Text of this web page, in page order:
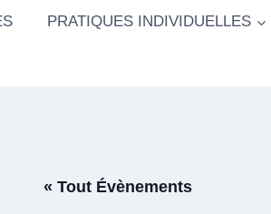
PRATIQUES INDIVIDUELLES
« Tout Évènements